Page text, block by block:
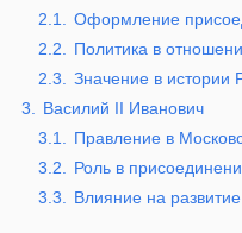
2.1.
Оформление
2.2.
Политика в
2.3.
Значение в истории
3.
Василий II Иванович
3.1.
Правление в
3.2.
Роль в
3.3.
Влияние на